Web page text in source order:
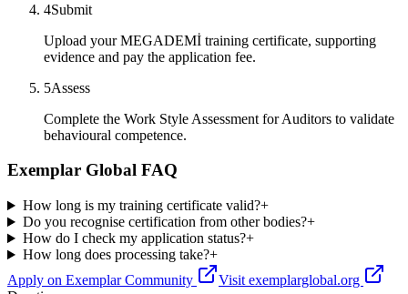
4Submit
Upload your MEGADEMİ training certificate, supporting
evidence and pay the application fee.
5Assess
Complete the Work Style Assessment for Auditors to validate
behavioural competence.
Exemplar Global FAQ
How long is my training certificate valid?+
Do you recognise certification from other bodies?+
How do I check my application status?+
How long does processing take?+
Apply on Exemplar Community
Visit exemplarglobal.org